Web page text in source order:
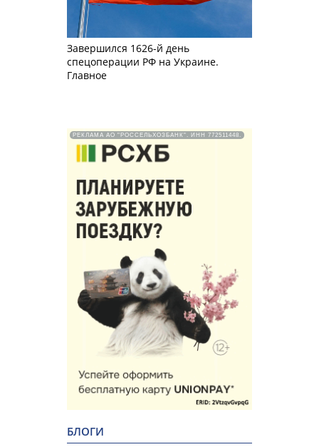
Завершился 1626-й день
спецоперации РФ на Украине.
Главное
РЕКЛАМА АО "РОССЕЛЬХОЗБАНК". ИНН 772511448.
БЛОГИ